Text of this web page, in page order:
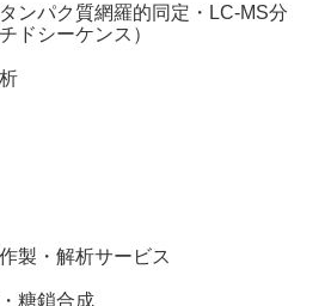
ンパク質網羅的同定・LC-MS分
ドシーケンス）
製・解析サービス
糖鎖合成